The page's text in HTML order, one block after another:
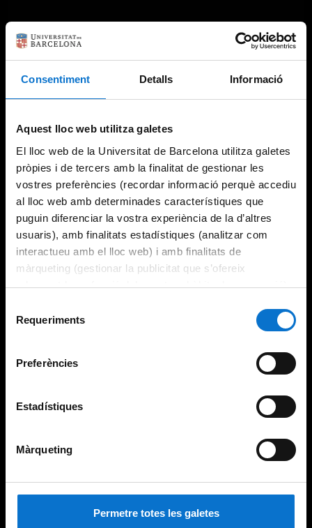
Consentiment Detalls Informació
Aquest lloc web utilitza galetes
El lloc web de la Universitat de Barcelona utilitza galetes
pròpies i de tercers amb la finalitat de gestionar les
vostres preferències (recordar informació perquè accediu
al lloc web amb determinades característiques que
puguin diferenciar la vostra experiència de la d’altres
usuaris), amb finalitats estadístiques (analitzar com
interactueu amb el lloc web) i amb finalitats de
màrqueting (gestionar la publicitat que s’ofereix
adequant-la en funció dels vostres hàbits de navegació).
consultar laPolítica de galetes del lloc web de la
Requeriments
Preferències
Estadístiques
Màrqueting
Permetre totes les galetes